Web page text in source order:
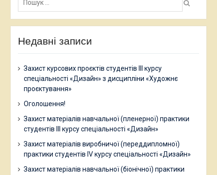
Недавні записи
Захист курсових проєктів студентів ІІІ курсу
спеціальності «Дизайн» з дисципліни «Художнє
проєктування»
Оголошення!
Захист матеріалів навчальної (пленерної) практики
студентів ІІІ курсу спеціальності «Дизайн»
Захист матеріалів виробничої (переддипломної)
практики студентів ІV курсу спеціальності «Дизайн»
Захист матеріалів навчальної (біонічної) практики